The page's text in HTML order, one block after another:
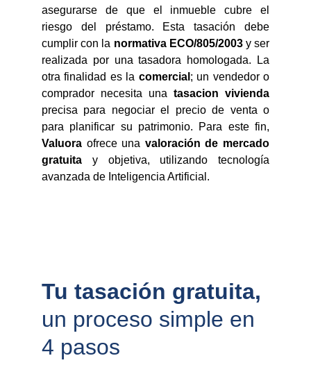
asegurarse de que el inmueble cubre el
riesgo del préstamo. Esta tasación debe
cumplir con la normativa ECO/805/2003y ser
realizada por una tasadora homologada. La
otra finalidad es la comercial ; un vendedor o
comprador necesita una tasacion vivienda
precisa para negociar el precio de venta o
para planificar su patrimonio. Para este fin,
Valuora ofrece una valoración de mercado
gratuita y objetiva, utilizando tecnología
avanzada de Inteligencia Artificial.
Tu tasación gratuita,
un proceso simple en
4 pasos